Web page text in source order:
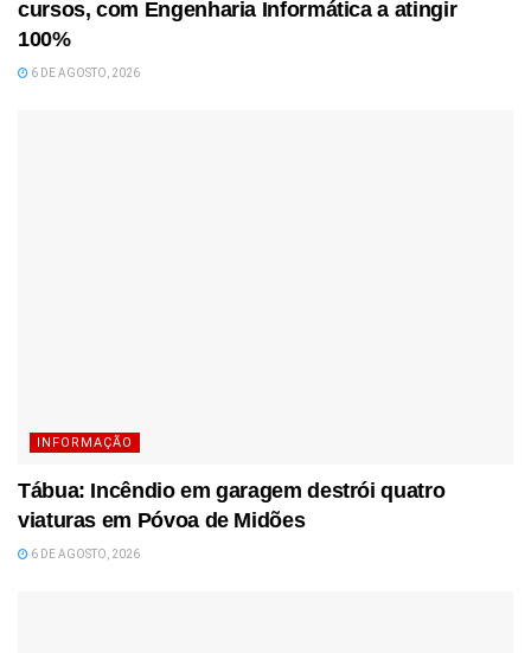
cursos, com Engenharia Informática a atingir
100%
6 DE AGOSTO, 2026
INFORMAÇÃO
Tábua: Incêndio em garagem destrói quatro
viaturas em Póvoa de Midões
6 DE AGOSTO, 2026